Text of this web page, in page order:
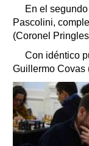
En el
Pascolini,
(Coronel
Con idéntico
Guillermo Covas